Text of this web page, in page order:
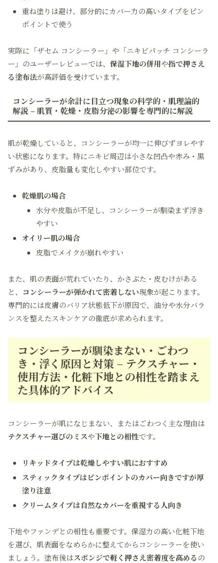
重ね塗りは避け、部分的にカバー力の高いタイプをピン
ポイントで使う
実際に「ザセム コンシーラー」や「ニキビパッチ コンシーラ
ー」のユーザーレビューでは、 保湿下地の併用や指で押さえ
る塗布法が高評価を受けています。
コンシーラーが余計に目立つ現象の科学的・肌理論的
解説 – 肌質・乾燥・皮脂分泌の影響を専門的に解説
肌が乾燥していると、コンシーラーが均一に伸びずヨレやす
い状態になります。特にニキビ周辺は小さな凹凸や赤み・黒
ずみがあり、皮脂量も変化しやすい部位です。
乾燥肌の場合
水分や皮脂が不足し、コンシーラーが馴染まず浮き
やすい
オイリー肌の場合
皮脂でメイクが崩れやすい
また、肌の表面が荒れていたり、かさぶた・皮むけがある
と、 コンシーラーが弾かれて密着しない現象が起こります。
専門的には皮膚のバリア状態低下が原因で、油分や水分バラ
ンスを整えたスキンケアの徹底が求められます。
コンシーラーが馴染まない・ごわつ
き・浮く原因と対策 – テクスチャー・
使用方法・化粧下地との相性を踏まえ
た具体的アドバイス
コンシーラーが肌になじまない、またはごわつく主な理由は
テクスチャー選びのミスや下地との相性です。
リキッドタイプは乾燥しやすい肌におすすめ
スティックタイプはピンポイントのカバー向きですが厚
塗り注意
クリームタイプは自然なカバーを重視する人向き
下地やファンデとの相性も重要です。保湿力の高い化粧下地
を選び、肌表面をなめらかに整えてからコンシーラーを使い
ましょう。塗布後はスポンジで軽く押さえ密着度を高める の